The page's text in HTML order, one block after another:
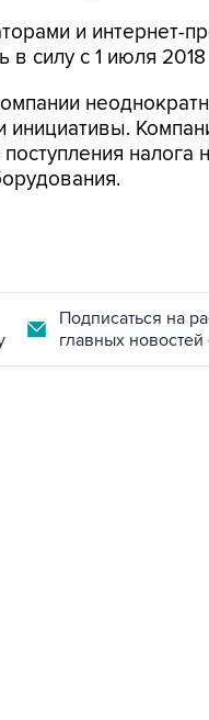
и интернет-
в силу с 1 июля
налога
Подписаться на
главных новостей